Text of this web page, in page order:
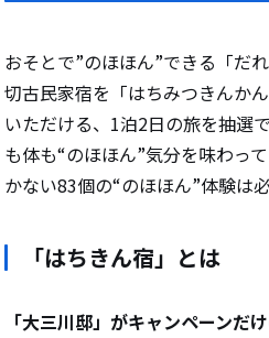
おそとで”のほほん”できる「だ
切古民家宿を「はちみつきんか
いただける、1泊2日の旅を抽選
も体も“のほほん”気分を味わっ
かない83個の“のほほん”体験は
「はちきん宿」とは
「大三川邸」がキャンペーンだ